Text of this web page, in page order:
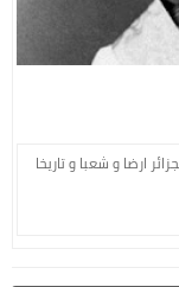
ارضا و شعبا و تاريخا